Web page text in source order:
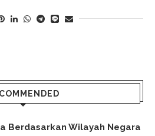
Berdasarkan Wilayah Negara